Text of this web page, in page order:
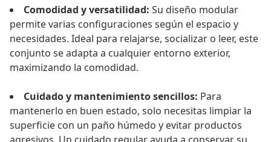
Comodidad y versatilidad: Su diseño modular
permite varias configuraciones según el espacio y
necesidades. Ideal para relajarse, socializar o leer, este
conjunto se adapta a cualquier entorno exterior,
maximizando la comodidad.
Cuidado y mantenimiento sencillos: Para
mantenerlo en buen estado, solo necesitas limpiar la
superficie con un paño húmedo y evitar productos